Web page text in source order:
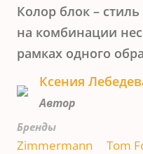
Колор блок –
на комбинации
рамках одного
Ксения
Автор
Бренды
Zimmermann Tom